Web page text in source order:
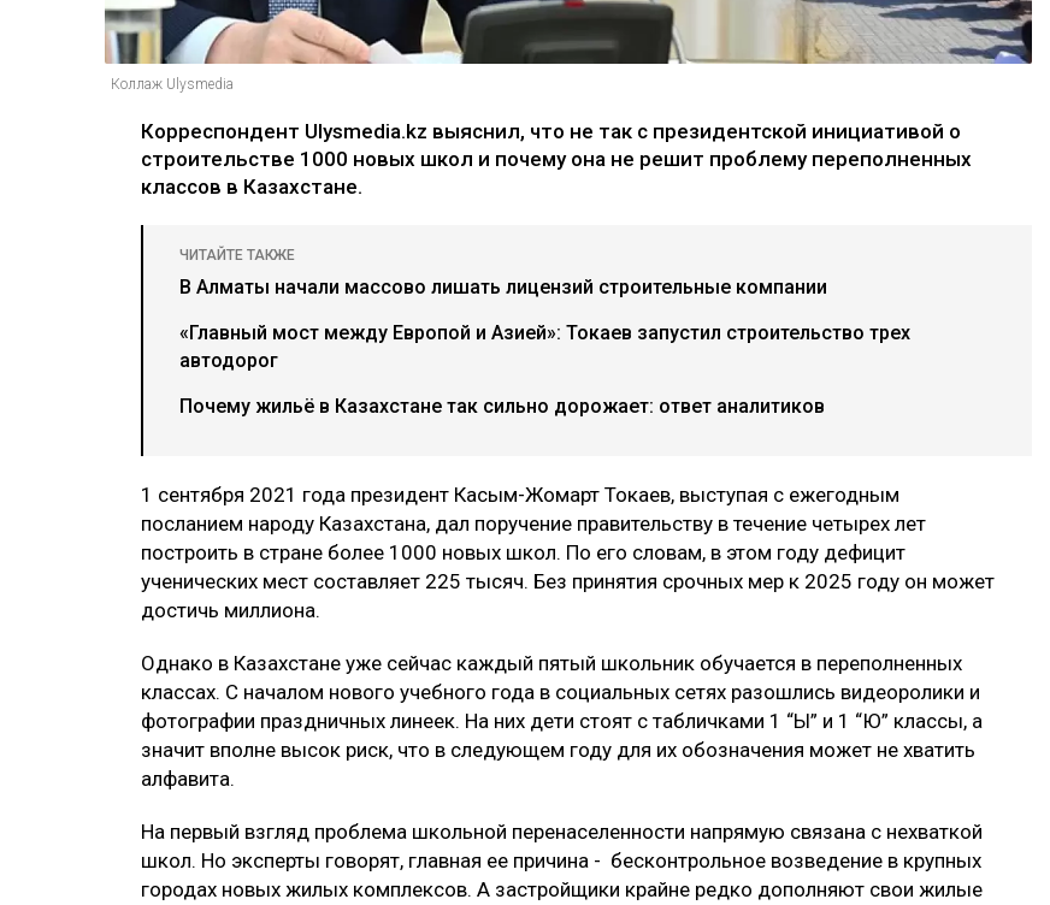
Коллаж Ulysmedia
Корреспондент Ulysmedia.kz выяснил, что не так с президентской инициативой о
строительстве 1000 новых школ и почему она не решит проблему переполненных
классов в Казахстане.
ЧИТАЙТЕ ТАКЖЕ
В Алматы начали массово лишать лицензий строительные компании
«Главный мост между Европой и Азией»: Токаев запустил строительство трех
автодорог
Почему жильё в Казахстане так сильно дорожает: ответ аналитиков
1 сентября 2021 года президент Касым-Жомарт Токаев, выступая с ежегодным
посланием народу Казахстана, дал поручение правительству в течение четырех лет
построить в стране более 1000 новых школ. По его словам, в этом году дефицит
ученических мест составляет 225 тысяч. Без принятия срочных мер к 2025 году он может
достичь миллиона.
Однако в Казахстане уже сейчас каждый пятый школьник обучается в переполненных
классах. С началом нового учебного года в социальных сетях разошлись видеоролики и
фотографии праздничных линеек. На них дети стоят с табличками 1 “Ы” и 1 “Ю” классы, а
значит вполне высок риск, что в следующем году для их обозначения может не хватить
алфавита.
На первый взгляд проблема школьной перенаселенности напрямую связана с нехваткой
школ. Но эксперты говорят, главная ее причина - бесконтрольное возведение в крупных
городах новых жилых комплексов. А застройщики крайне редко дополняют свои жилые